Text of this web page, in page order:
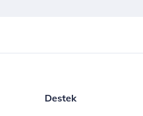
Destek